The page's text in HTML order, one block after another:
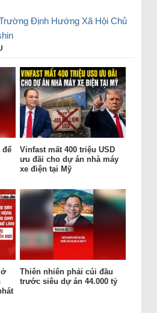
Định Hướng Xã Hội Chủ
để
Vinfast mất 400 triệu USD
ưu đãi cho dự án nhà máy
xe điện tại Mỹ
Thiên nhiên phải cúi đầu
trước siêu dự án 44.000 tỷ